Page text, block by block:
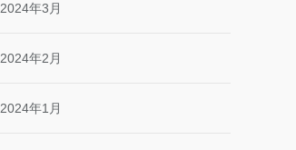
2024年3月
2024年2月
2024年1月